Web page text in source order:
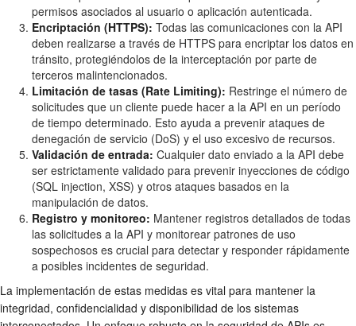
permisos asociados al usuario o aplicación autenticada.
Encriptación (HTTPS): Todas las comunicaciones con la API
deben realizarse a través de HTTPS para encriptar los datos en
tránsito, protegiéndolos de la interceptación por parte de
terceros malintencionados.
Limitación de tasas (Rate Limiting): Restringe el número de
solicitudes que un cliente puede hacer a la API en un período
de tiempo determinado. Esto ayuda a prevenir ataques de
denegación de servicio (DoS) y el uso excesivo de recursos.
Validación de entrada: Cualquier dato enviado a la API debe
ser estrictamente validado para prevenir inyecciones de código
(SQL injection, XSS) y otros ataques basados en la
manipulación de datos.
Registro y monitoreo: Mantener registros detallados de todas
las solicitudes a la API y monitorear patrones de uso
sospechosos es crucial para detectar y responder rápidamente
a posibles incidentes de seguridad.
La implementación de estas medidas es vital para mantener la
integridad, confidencialidad y disponibilidad de los sistemas